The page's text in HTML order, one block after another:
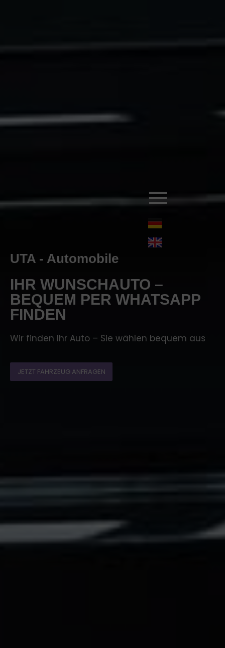
UTA - Automobile
IHR WUNSCHAUTO –
BEQUEM PER WHATSAPP
FINDEN
Wir finden Ihr Auto – Sie wählen bequem aus
JETZT FAHRZEUG ANFRAGEN